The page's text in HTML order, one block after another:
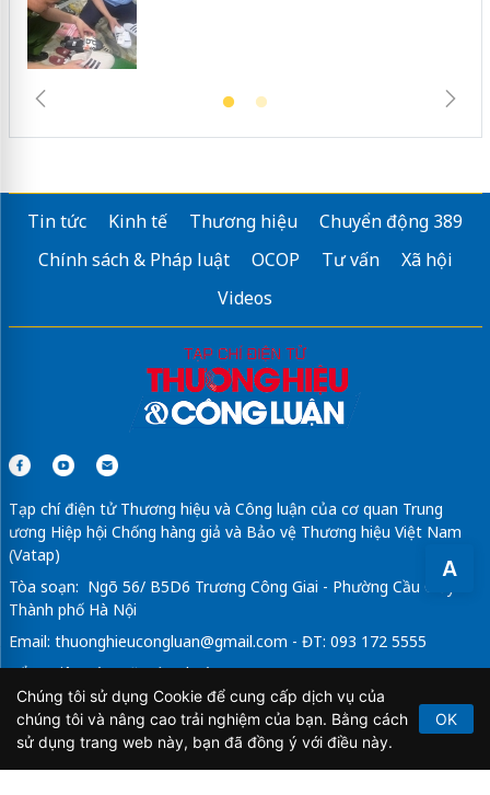
A
Tin tức Kinh tế Thương hiệu
Chuyển động 389
Chính sách & Pháp luật
OCOP Tư vấn
Xã hội
Videos
Tạp chí điện tử Thương hiệu và Công luận của cơ quan Trung
ương Hiệp hội Chống hàng giả và Bảo vệ Thương hiệu Việt Nam
(Vatap)
Tòa soạn: Ngõ 56/ B5D6 Trương Công Giai - Phường Cầu Giấy -
Thành phố Hà Nội
Email: thuonghieucongluan@gmail.com - ĐT: 093 172 5555
Tổng Biên Tập: Vũ Đức Thuận
Giấy phép hoạt động báo chí điện tử số 64/GP-BTTTT do Bộ
Thông tin và Truyền thông cấp ngày 21/2/2020.
Chúng tôi sử dụng Cookie để cung cấp dịch vụ của
chúng tôi và nâng cao trải nghiệm của bạn. Bằng cách
sử dụng trang web này, bạn đã đồng ý với điều này.
OK